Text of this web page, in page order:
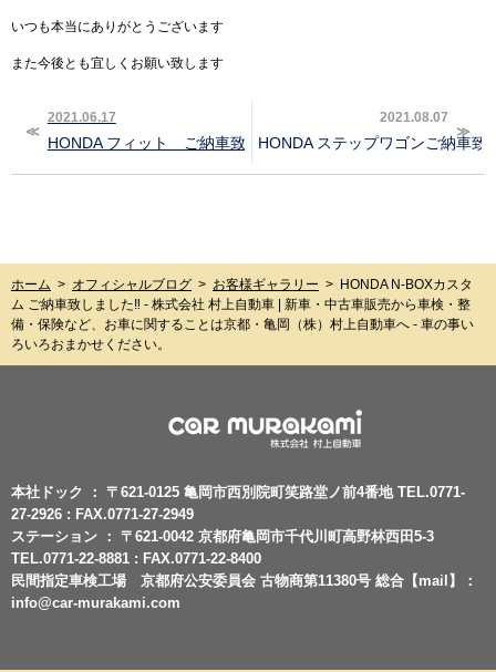
いつも本当にありがとうございます
また今後とも宜しくお願い致します
2021.06.17
HONDA フィット ご納車致しました‼︎
2021.08.07
HONDA ステップワゴンご納車致
ホーム > オフィシャルブログ > お客様ギャラリー > HONDA N-BOXカスタ
ム ご納車致しました‼︎ - 株式会社 村上自動車 | 新車・中古車販売から車検・整
備・保険など、お車に関することは京都・亀岡（株）村上自動車へ - 車の事い
ろいろおまかせください。
本社ドック ： 〒621-0125 亀岡市西別院町笑路堂ノ前4番地 TEL.0771-
27-2926 : FAX.0771-27-2949
ステーション ： 〒621-0042 京都府亀岡市千代川町高野林西田5-3
TEL.0771-22-8881 : FAX.0771-22-8400
民間指定車検工場 京都府公安委員会 古物商第11380号 総合【mail】：
info@car-murakami.com